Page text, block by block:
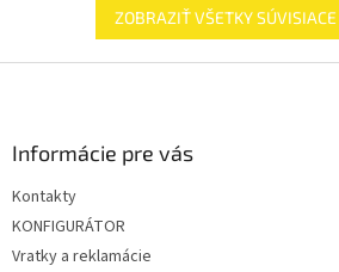
ZOBRAZIŤ VŠETKY
Informácie pre vás
Kontakty
KONFIGURÁTOR
Vratky a reklamácie